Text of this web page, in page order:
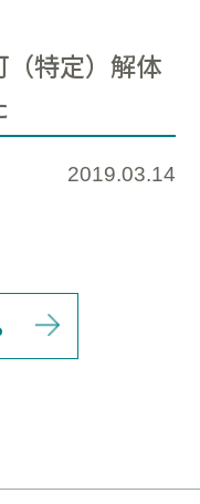
特定）解体
2019.03.14